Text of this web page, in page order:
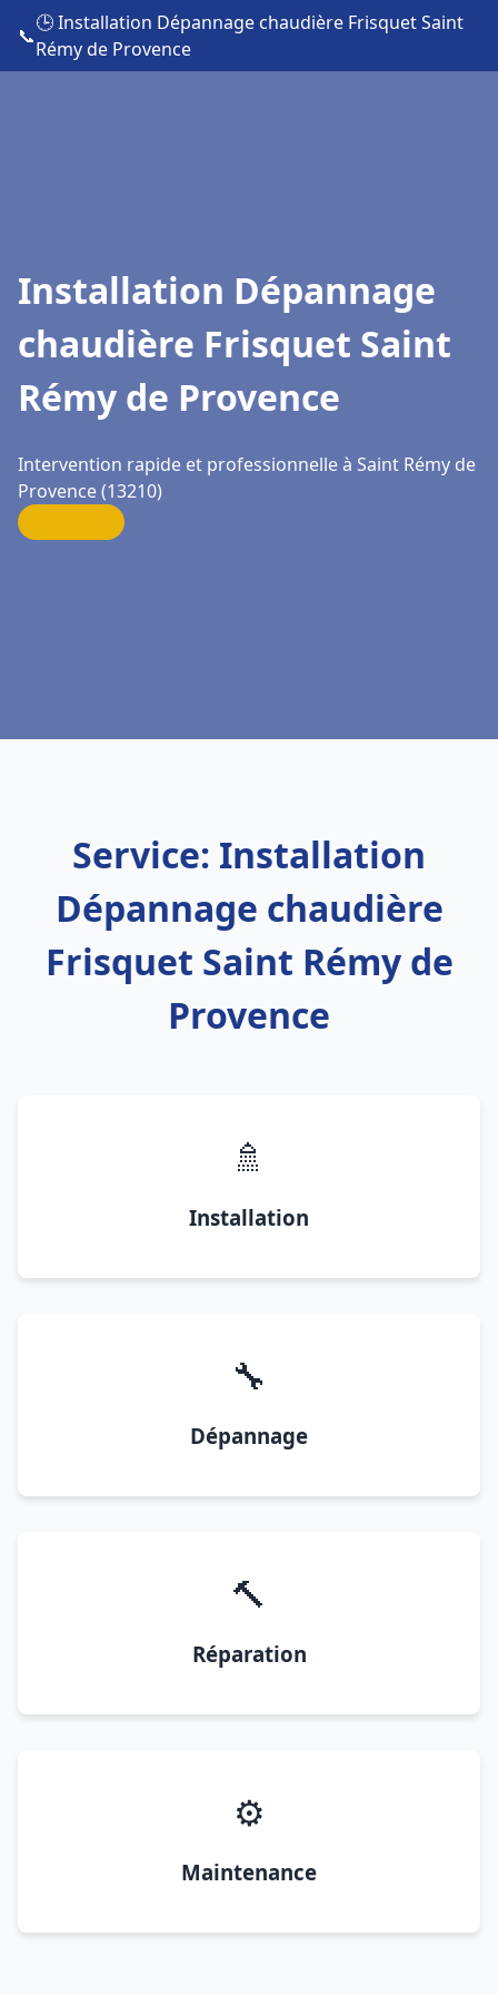
📞
🕒 Installation Dépannage chaudière Frisquet Saint
Rémy de Provence
Installation Dépannage
chaudière Frisquet Saint
Rémy de Provence
Intervention rapide et professionnelle à Saint Rémy de
Provence (13210)
Service: Installation
Dépannage chaudière
Frisquet Saint Rémy de
Provence
🚿
Installation
🔧
Dépannage
🔨
Réparation
⚙️
Maintenance